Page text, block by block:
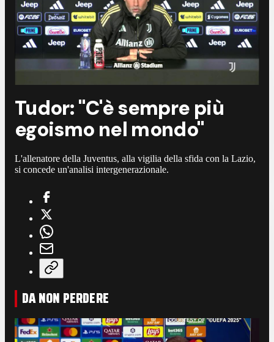
Tudor: "C'è sempre più
egoismo nel mondo"
L'allenatore della Juventus, alla vigilia della sfida con la Lazio,
si concede un'analisi intergenerazionale.
DA NON PERDERE